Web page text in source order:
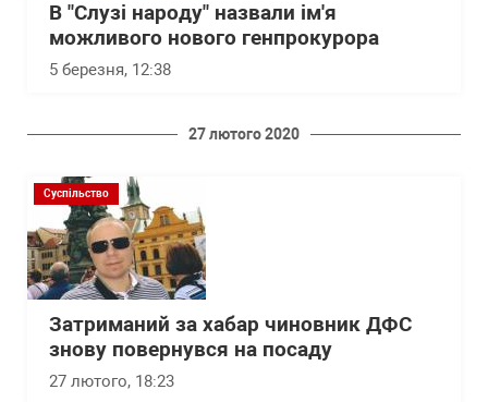
В "Слузі народу" назвали ім'я
можливого нового генпрокурора
5 березня, 12:38
27 лютого 2020
Суспільство
Затриманий за хабар чиновник ДФС
знову повернувся на посаду
27 лютого, 18:23